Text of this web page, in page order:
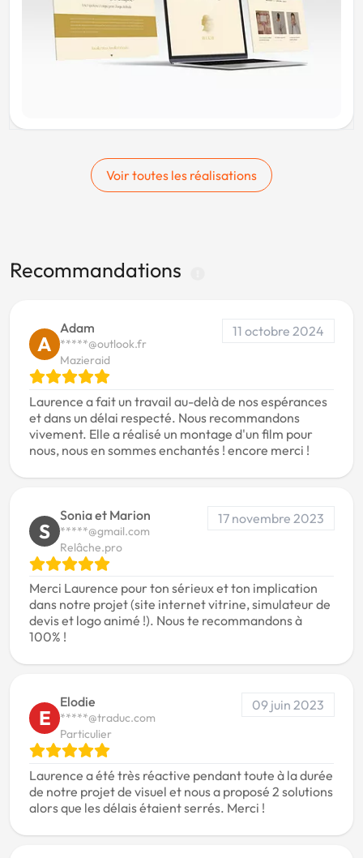
Voir toutes les réalisations
Recommandations
A
Adam
*****@outlook.fr
Mazieraid
11 octobre 2024
Laurence a fait un travail au-delà de nos espérances
et dans un délai respecté. Nous recommandons
vivement. Elle a réalisé un montage d'un film pour
nous, nous en sommes enchantés ! encore merci !
S
Sonia et Marion
*****@gmail.com
Relâche.pro
17 novembre 2023
Merci Laurence pour ton sérieux et ton implication
dans notre projet (site internet vitrine, simulateur de
devis et logo animé !). Nous te recommandons à
100% !
E
Elodie
*****@traduc.com
Particulier
09 juin 2023
Laurence a été très réactive pendant toute à la durée
de notre projet de visuel et nous a proposé 2 solutions
alors que les délais étaient serrés. Merci !